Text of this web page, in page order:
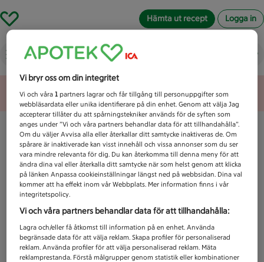
Hämta ut recept Logga in
Vad letar du efter idag?
Unknown error
Vi bryr oss om din integritet
Vi och våra1 partners lagrar och får tillgång till personuppgifter som
webbläsardata eller unika identifierare på din enhet. Genom att välja Jag
accepterar tillåter du att spårningstekniker används för de syften som
anges under ”Vi och våra partners behandlar data för att tillhandahålla”.
Om du väljer Avvisa alla eller återkallar ditt samtycke inaktiveras de. Om
spårare är inaktiverade kan visst innehåll och vissa annonser som du ser
vara mindre relevanta för dig. Du kan återkomma till denna meny för att
ändra dina val eller återkalla ditt samtycke när som helst genom att klicka
på länken Anpassa cookieinställningar längst ned på webbsidan. Dina val
kommer att ha effekt inom vår Webbplats. Mer information finns i vår
integritetspolicy.
Vi och våra partners behandlar data för att tillhandahålla:
Lagra och/eller få åtkomst till information på en enhet. Använda
begränsade data för att välja reklam. Skapa profiler för personaliserad
reklam. Använda profiler för att välja personaliserad reklam. Mäta
reklamprestanda. Förstå målgrupper genom statistik eller kombinationer